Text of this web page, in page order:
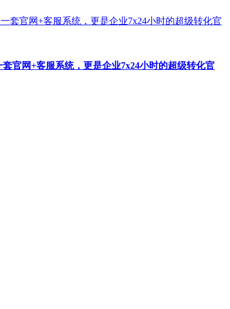
官网+客服系统，更是企业7x24小时的超级转化官